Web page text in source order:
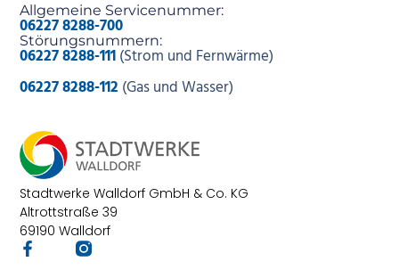
Stadtwerke Walldorf GmbH & Co. KG
Altrottstraße 39
69190 Walldorf
Allgemeine Servicenummer:
06227 8288-700
Störungsnummern:
06227 8288-111(Strom und Fernwärme)
06227 8288-112 (Gas und Wasser)